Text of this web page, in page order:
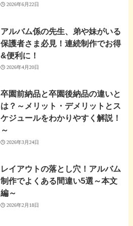
2026年6月22日
アルバム係の先生、弟や妹がいる
保護者さま必見！連続制作でお得
&便利に！
2026年4月20日
卒園前納品と卒園後納品の違いと
は？～メリット・デメリットとス
ケジュールをわかりやすく解説！
～
2026年3月24日
レイアウトの落とし穴！アルバム
制作でよくある間違い5選～本文
編～
2026年2月18日